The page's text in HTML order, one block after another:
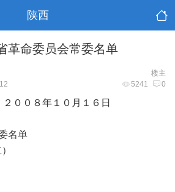
陕西
革命委员会常委名单
楼主
5241 0
００８年１０月１６日
名单